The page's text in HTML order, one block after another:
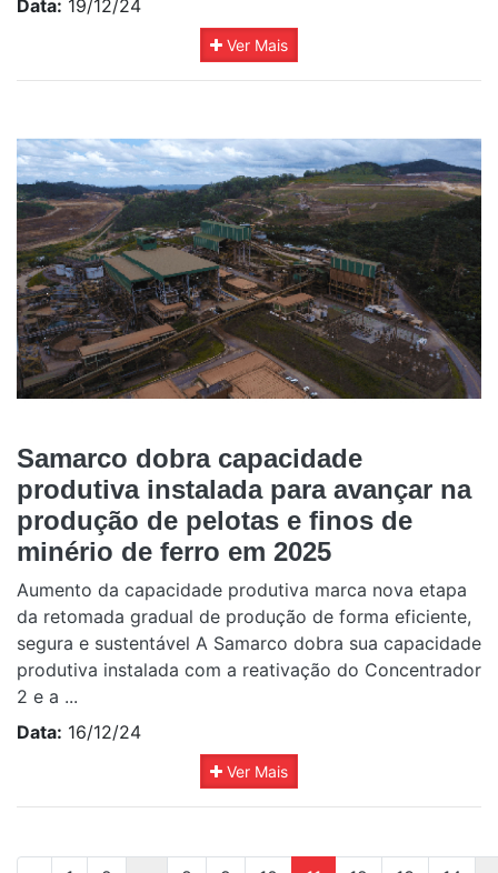
Data: 19/12/24
Ver Mais
Samarco dobra capacidade
produtiva instalada para avançar na
produção de pelotas e finos de
minério de ferro em 2025
Aumento da capacidade produtiva marca nova etapa
da retomada gradual de produção de forma eficiente,
segura e sustentável A Samarco dobra sua capacidade
produtiva instalada com a reativação do Concentrador
2 e a ...
Data: 16/12/24
Ver Mais